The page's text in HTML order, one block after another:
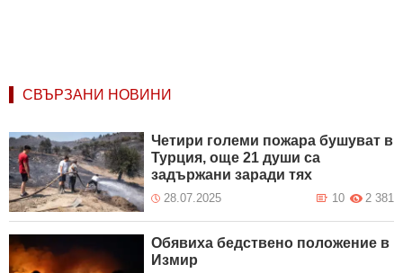
СВЪРЗАНИ НОВИНИ
Четири големи пожара бушуват в
Турция, още 21 души са
задържани заради тях
28.07.2025 2 381
10
Обявиха бедствено положение в
Измир